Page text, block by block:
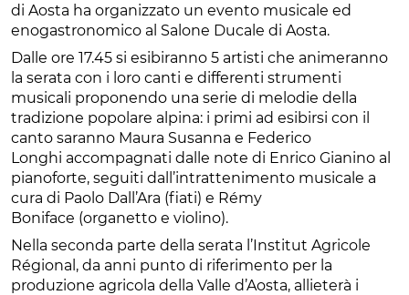
di Aosta ha organizzato un evento musicale ed
enogastronomico al Salone Ducale di Aosta.
Dalle ore 17.45 si esibiranno 5 artisti che animeranno
la serata con i loro canti e differenti strumenti
musicali proponendo una serie di melodie della
tradizione popolare alpina: i primi ad esibirsi con il
canto saranno Maura Susanna e Federico
Longhi accompagnati dalle note di Enrico Gianino al
pianoforte, seguiti dall’intrattenimento musicale a
cura di Paolo Dall’Ara (fiati) e Rémy
Boniface (organetto e violino).
Nella seconda parte della serata l’Institut Agricole
Régional, da anni punto di riferimento per la
produzione agricola della Valle d’Aosta, allieterà i